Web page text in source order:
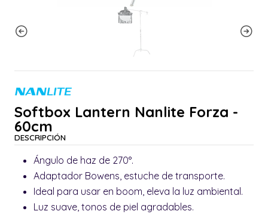
Softbox Lantern Nanlite Forza -
60cm
DESCRIPCIÓN
Ángulo de haz de 270°.
Adaptador Bowens, estuche de transporte.
Ideal para usar en boom, eleva la luz ambiental.
Luz suave, tonos de piel agradables.